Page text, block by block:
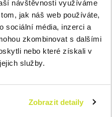
návštěvnosti využíváme
jak náš web používáte,
sociální média, inzerci a
zkombinovat s dalšími
nebo které získali v
služby.
Zobrazit detaily
najevo. Do doby, než
jej nelze chránit a
ve smyslu návrhu zákona.
je především
oznamovatel nesmí být
rozvázání pracovního